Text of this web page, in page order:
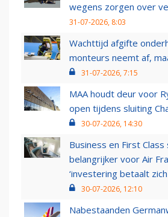
wegens zorgen over
31-07-2026, 8:03
Wachttijd afgifte
monteurs neemt af,
31-07-2026, 7:15
MAA houdt deur voor
open tijdens sluiting
30-07-2026, 14:30
Business en First
belangrijker voor Air
‘investering betaalt zich
30-07-2026, 12:10
Nabestaanden